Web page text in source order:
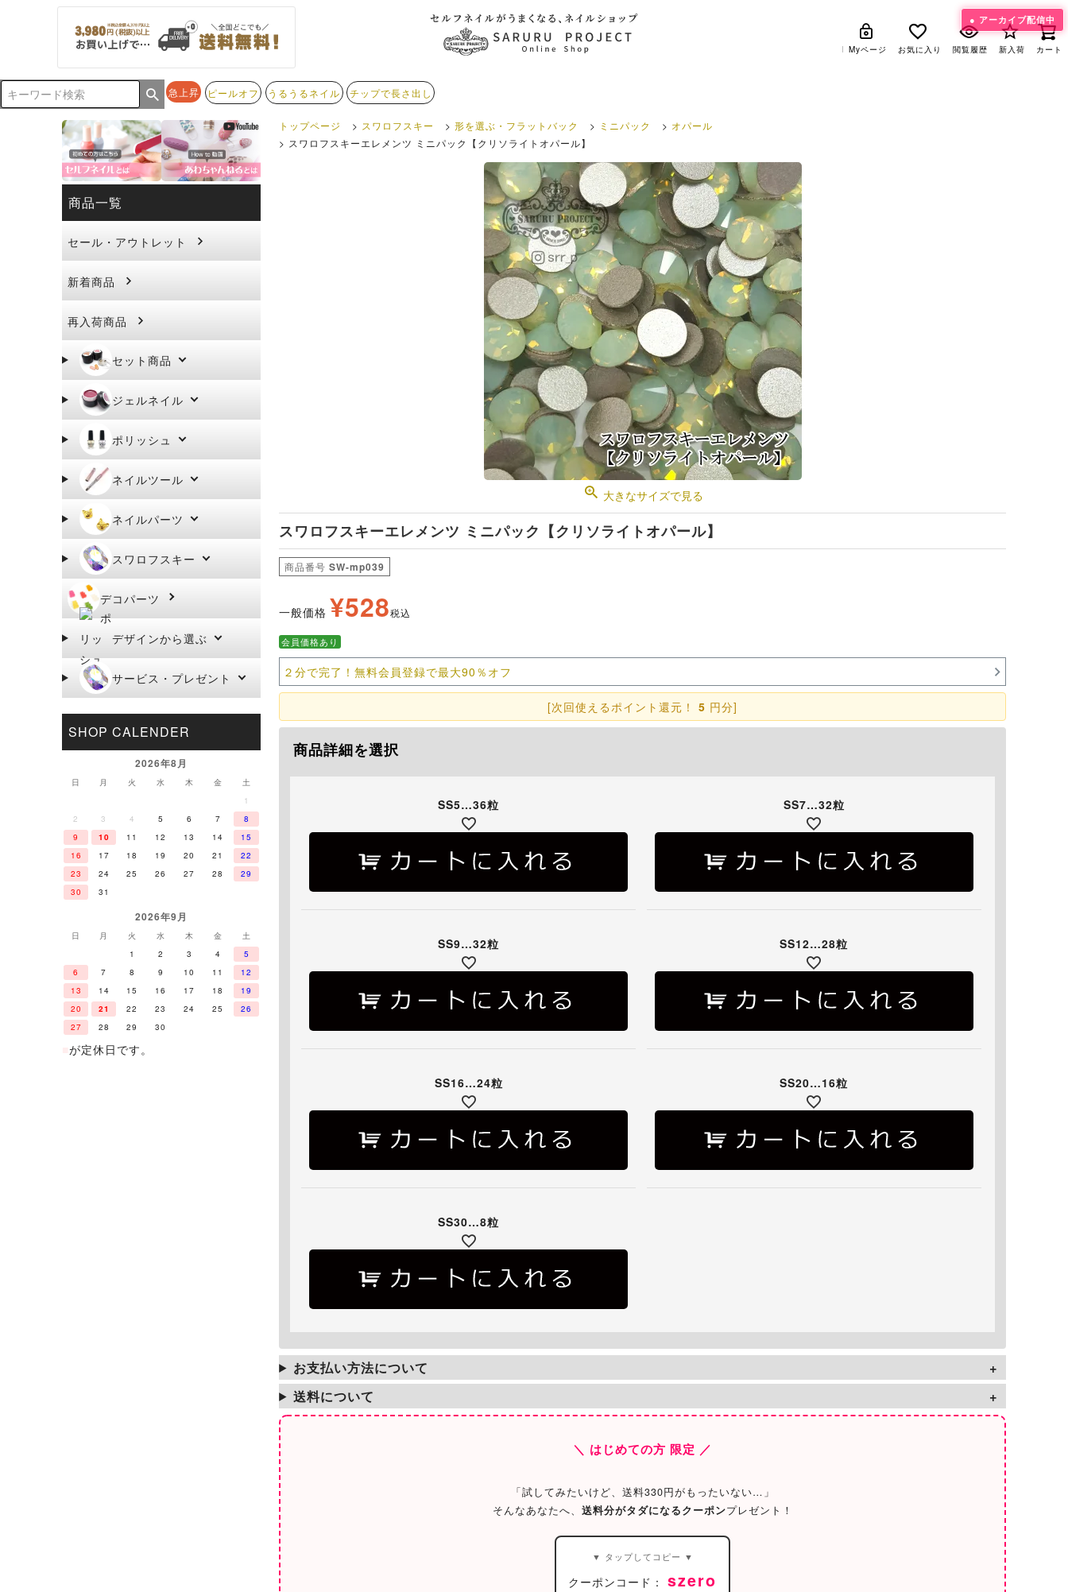
Myページ お気に入り 閲覧履歴 新入荷 カート
急上昇 ピールオフ うるうるネイル チップで長さ出し
Myページ お気に入り 閲覧履歴 新入荷 カート
アーカイブ配信中
商品一覧
セール・アウトレット
新着商品
再入荷商品
セット商品
ジェルネイル
ポリッシュ
ネイルツール
ネイルパーツ
スワロフスキー
デコパーツ
デザインから選ぶ
サービス・プレゼント
SHOP CALENDER
2026年8月
日 月 火 水 木 金
土
1
2
3 4 5 6 7
8
9
10 11 12 13 14
15
16
17 18 19 20 21
22
23
24 25 26 27 28
29
30
31
2026年9月
日 月 火 水 木 金
土
1
2 3 4
5
6
7 8 9 10 11
12
13
14 15 16 17 18
19
20
21 22 23 24 25
26
27
28 29 30
が定休日です。
トップページ スワロフスキー 形を選ぶ・フラットバック ミニパック
オパール
スワロフスキーエレメンツ ミニパック【クリソライトオパール】
大きなサイズで見る
スワロフスキーエレメンツ ミニパック【クリソライトオパール】
商品番号 SW-mp039
一般価格 ¥528税込
会員価格あり
２分で完了！無料会員登録で最大90％オフ
[次回使えるポイント還元！ 5 円分]
商品詳細を選択
SS5…36粒 SS7…32粒
SS9…32粒 SS12…28粒
SS16…24粒 SS20…16粒
SS30…8粒
お支払い方法について
送料について
＼ はじめての方 限定 ／
「試してみたいけど、送料330円がもったいない…」
そんなあなたへ、 送料分がタダになるクーポンプレゼント！
▼ タップしてコピー ▼
クーポンコード： szero